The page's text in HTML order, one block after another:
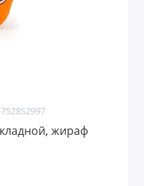
жираф